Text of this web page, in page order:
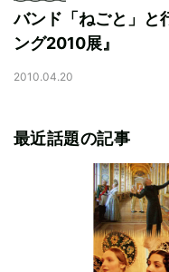
バンド「ねごと」と
ング2010展』
2010.04.20
最近話題の記事